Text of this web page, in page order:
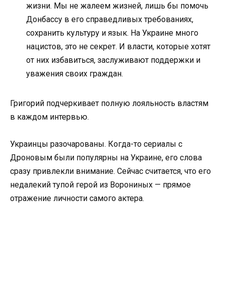
жизни. Мы не жалеем жизней, лишь бы помочь
Донбассу в его справедливых требованиях,
сохранить культуру и язык. На Украине много
нацистов, это не секрет. И власти, которые хотят
от них избавиться, заслуживают поддержки и
уважения своих граждан.
Григорий подчеркивает полную лояльность властям
в каждом интервью.
Украинцы разочарованы. Когда-то сериалы с
Дроновым были популярны на Украине, его слова
сразу привлекли внимание. Сейчас считается, что его
недалекий тупой герой из Ворониных — прямое
отражение личности самого актера.